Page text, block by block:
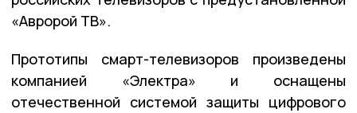
«Авророй ТВ».
Прототипы смарт-телевизоров произведены
компанией «Электра» и оснащены
отечественной системой защиты цифрового